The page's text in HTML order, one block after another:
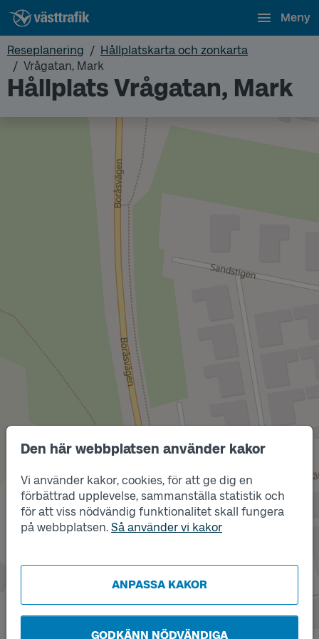
Den här webbplatsen använder kakor
Vi använder kakor, cookies, för att ge dig en
förbättrad upplevelse, sammanställa statistik och
för att viss nödvändig funktionalitet skall fungera
på webbplatsen. Så använder vi kakor
ANPASSA KAKOR
GODKÄNN NÖDVÄNDIGA
Meny
Reseplanering
Hållplatskarta och zonkarta
Vrågatan, Mark
Hållplats Vrågatan, Mark
Läge
A
Läge
B